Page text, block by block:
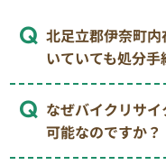
北足立郡伊奈町
いていても処分
なぜバイクリサ
可能なのですか？